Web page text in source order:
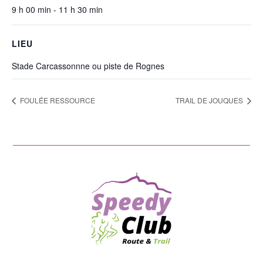
9 h 00 min - 11 h 30 min
LIEU
Stade Carcassonnne ou piste de Rognes
FOULÉE RESSOURCE TRAIL DE JOUQUES